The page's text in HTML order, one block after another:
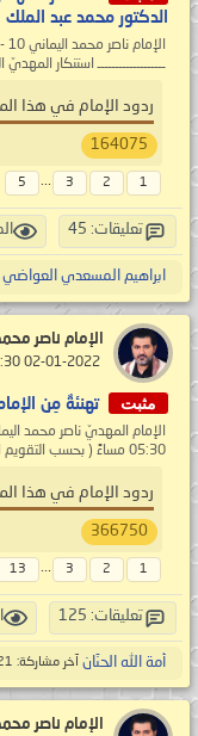
الدكتور محمد عبد
ـــــــــــــــــــ استنكار
ردود الإمام في هذا
164075
1
2
3
...
5
تعليقات: 45
ابراهيم المسعدي العواضي
الإمام ناصر
مثبت تهنئةٌ مِن الإمامِ
05:30 مساءً ( بحسب التقويم الرسمي لأمّ القرى ) _____________ ...
ردود الإمام في هذا
366750
1
2
3
...
13
تعليقات: 125
أمة الله الحنّان آخر مشاركة: 21-09-2022,
الإمام ناصر